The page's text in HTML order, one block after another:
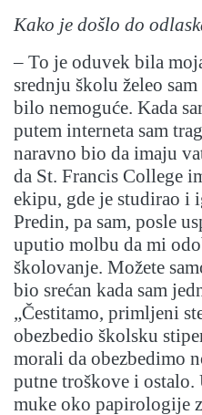
Kako je došlo do
– To je oduvek bila
srednju školu želeo
bilo nemoguće. Kada
putem interneta sam
naravno bio da imaju
da St. Francis College
ekipu, gde je studirao i
Predin, pa sam, posle
uputio molbu da mi
školovanje. Možete
bio srećan kada sam
„Čestitamo, primljeni
obezbedio školsku
morali da obezbedimo
putne troškove i ostalo.
muke oko papirologije